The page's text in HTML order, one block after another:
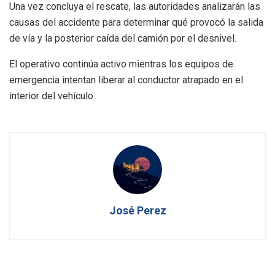
Una vez concluya el rescate, las autoridades analizarán las
causas del accidente para determinar qué provocó la salida
de vía y la posterior caída del camión por el desnivel.
El operativo continúa activo mientras los equipos de
emergencia intentan liberar al conductor atrapado en el
interior del vehículo.
José Perez